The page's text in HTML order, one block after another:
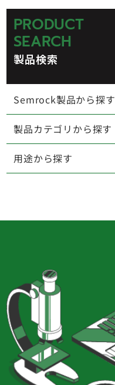
PRODUCT
SEARCH
製品検索
Semrock製品から探す
製品カテゴリから探す
用途から探す